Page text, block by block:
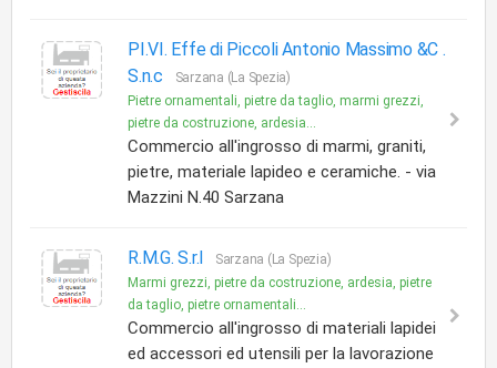
PI.VI. Effe di Piccoli Antonio Massimo &C .
S.n.c
Sarzana (La Spezia)
Pietre ornamentali, pietre da taglio, marmi grezzi,
pietre da costruzione, ardesia...
Commercio all'ingrosso di marmi, graniti,
pietre, materiale lapideo e ceramiche. - via
Mazzini N.40 Sarzana
R.M.G. S.r.l
Sarzana (La Spezia)
Marmi grezzi, pietre da costruzione, ardesia, pietre
da taglio, pietre ornamentali...
Commercio all'ingrosso di materiali lapidei
ed accessori ed utensili per la lavorazione